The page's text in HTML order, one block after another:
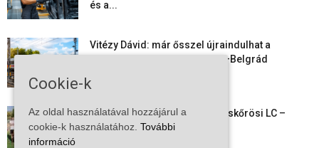
és a...
Vitézy Dávid: már ősszel újraindulhat a
személyszállítás a Budapest–Belgrád
Megkezdte a felkészülést a Kiskőrösi LC –
együtt maradt a keret,...
Cookie-k
Az oldal használatával hozzájárul a
cookie-k használatához. További
információ